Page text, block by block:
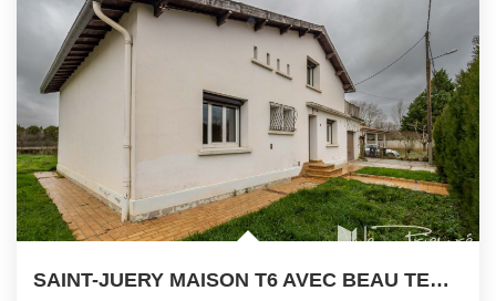
SAINT-JUERY MAISON T6 AVEC BEAU TERRAIN AU CALME